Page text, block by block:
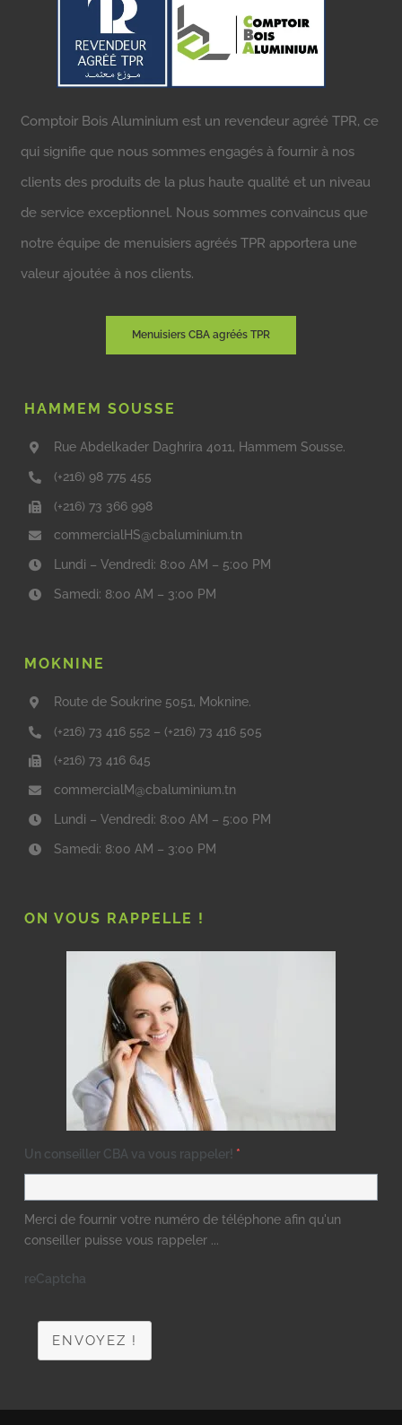
Comptoir Bois Aluminium est un revendeur agréé TPR, ce
qui signifie que nous sommes engagés à fournir à nos
clients des produits de la plus haute qualité et un niveau
de service exceptionnel. Nous sommes convaincus que
notre équipe de menuisiers agréés TPR apportera une
valeur ajoutée à nos clients.
Menuisiers CBA agréés TPR
HAMMEM SOUSSE
Rue Abdelkader Daghrira 4011, Hammem Sousse.
(+216) 98 775 455
(+216) 73 366 998
commercialHS@cbaluminium.tn
Lundi – Vendredi: 8:00 AM – 5:00 PM
Samedi: 8:00 AM – 3:00 PM
MOKNINE
Route de Soukrine 5051, Moknine.
(+216) 73 416 552 – (+216) 73 416 505
(+216) 73 416 645
commercialM@cbaluminium.tn
Lundi – Vendredi: 8:00 AM – 5:00 PM
Samedi: 8:00 AM – 3:00 PM
ON VOUS RAPPELLE !
Un conseiller CBA va vous rappeler! *
Merci de fournir votre numéro de téléphone afin qu'un
conseiller puisse vous rappeler ...
reCaptcha
ENVOYEZ !